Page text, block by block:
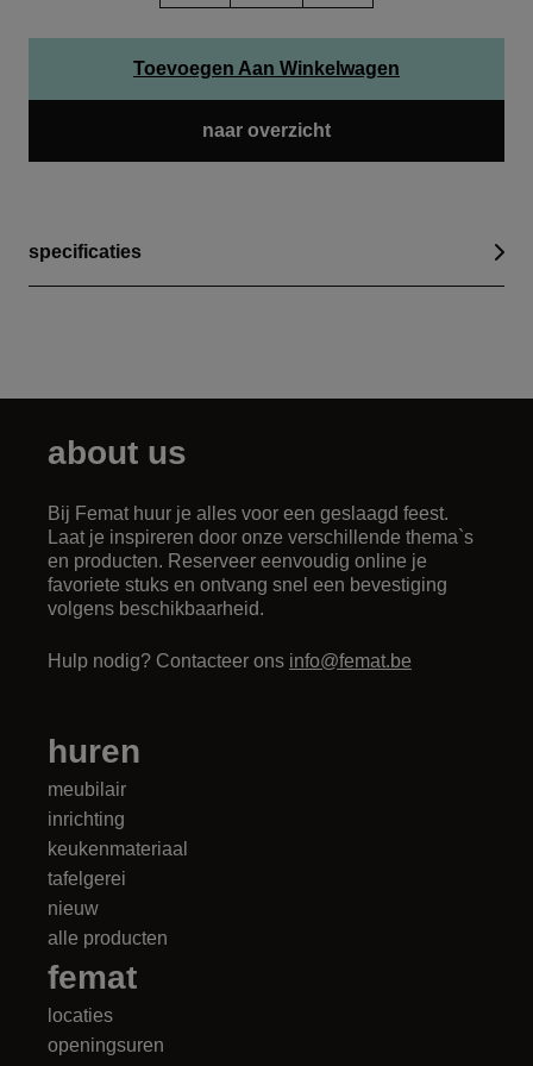
Toevoegen Aan Winkelwagen
naar overzicht
specificaties
about us
Bij Femat huur je alles voor een geslaagd feest.
Laat je inspireren door onze verschillende thema`s
en producten. Reserveer eenvoudig online je
favoriete stuks en ontvang snel een bevestiging
volgens beschikbaarheid.
Hulp nodig? Contacteer ons info@femat.be
huren
meubilair
inrichting
keukenmateriaal
tafelgerei
nieuw
alle producten
femat
locaties
openingsuren